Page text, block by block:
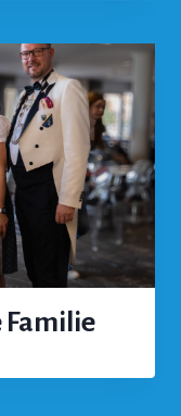
Familie